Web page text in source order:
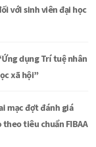
với sinh viên đại học
dụng Trí tuệ nhân
xã hội”
mạc đợt đánh giá
tiêu chuẩn FIBAA